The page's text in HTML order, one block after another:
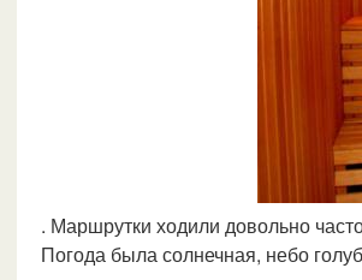
. Маршрутки ходили довольно
Погода была солнечная, небо